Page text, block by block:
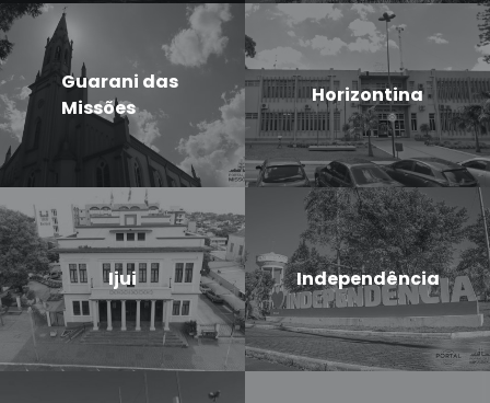
Guarani das
Missões
Horizontina
Ijui Independência